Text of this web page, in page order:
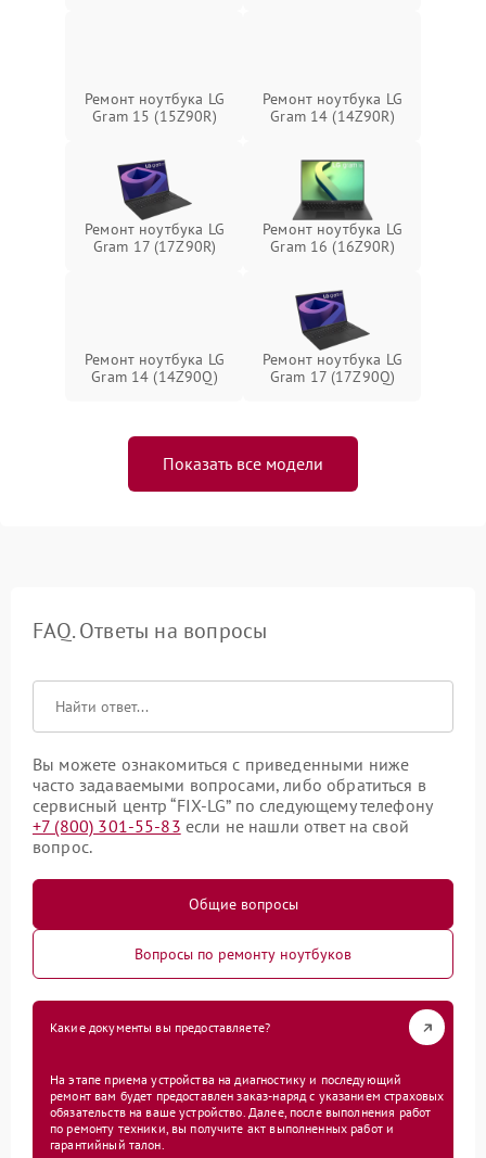
Ремонт ноутбука LG
Gram 15 (15Z90R)
Ремонт ноутбука LG
Gram 14 (14Z90R)
Ремонт ноутбука LG
Gram 17 (17Z90R)
Ремонт ноутбука LG
Gram 16 (16Z90R)
Ремонт ноутбука LG
Gram 14 (14Z90Q)
Ремонт ноутбука LG
Gram 17 (17Z90Q)
Показать все модели
FAQ. Ответы на вопросы
Вы можете ознакомиться с приведенными ниже
часто задаваемыми вопросами, либо обратиться в
сервисный центр “FIX-LG” по следующему телефону
+7 (800) 301-55-83 если не нашли ответ на свой
вопрос.
Общие вопросы
Вопросы по ремонту ноутбуков
Какие документы вы предоставляете?
На этапе приема устройства на диагностику и последующий
ремонт вам будет предоставлен заказ-наряд с указанием страховых
обязательств на ваше устройство. Далее, после выполнения работ
по ремонту техники, вы получите акт выполненных работ и
гарантийный талон.